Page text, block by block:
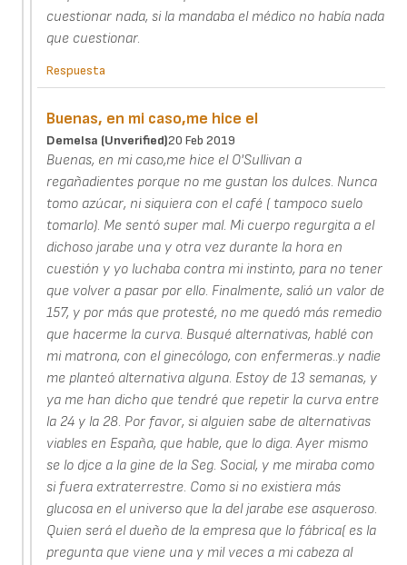
cuestionar nada, si la mandaba el médico no había nada
que cuestionar.
Respuesta
Buenas, en mi caso,me hice el
Demelsa (unverified)20 Feb 2019
Buenas, en mi caso,me hice el O'Sullivan a
regañadientes porque no me gustan los dulces. Nunca
tomo azúcar, ni siquiera con el café ( tampoco suelo
tomarlo). Me sentó super mal. Mi cuerpo regurgita a el
dichoso jarabe una y otra vez durante la hora en
cuestión y yo luchaba contra mi instinto, para no tener
que volver a pasar por ello. Finalmente, salió un valor de
157, y por más que protesté, no me quedó más remedio
que hacerme la curva. Busqué alternativas, hablé con
mi matrona, con el ginecólogo, con enfermeras..y nadie
me planteó alternativa alguna. Estoy de 13 semanas, y
ya me han dicho que tendré que repetir la curva entre
la 24 y la 28. Por favor, si alguien sabe de alternativas
viables en España, que hable, que lo diga. Ayer mismo
se lo djce a la gine de la Seg. Social, y me miraba como
si fuera extraterrestre. Como si no existiera más
glucosa en el universo que la del jarabe ese asqueroso.
Quien será el dueño de la empresa que lo fábrica( es la
pregunta que viene una y mil veces a mi cabeza al